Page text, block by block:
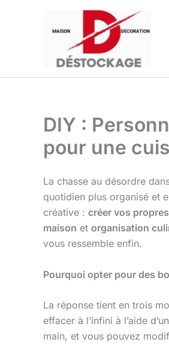
DIY :
pour une
La chasse au désordre
quotidien plus organisé et
créative : créer vos
maison et organisation
vous ressemble enfin.
Pourquoi opter pour des
La réponse tient en trois
effacer à l’infini à l’aide
main, et vous pouvez